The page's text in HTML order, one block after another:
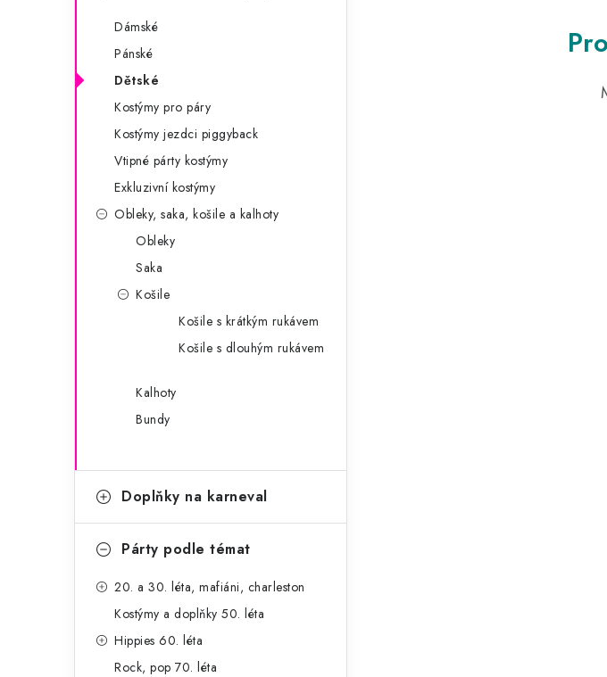
a
o
Dámské
Pánské
Dětské
Kostýmy pro páry
Kostýmy jezdci piggyback
Vtipné párty kostýmy
Exkluzivní kostýmy
Obleky, saka, košile a kalhoty
Obleky
Saka
Košile
Košile s krátkým rukávem
Košile s dlouhým rukávem
Kalhoty
Bundy
Doplňky na karneval
Párty podle témat
20. a 30. léta, mafiáni, charleston
Kostýmy a doplňky 50. léta
Hippies 60. léta
Rock, pop 70. léta